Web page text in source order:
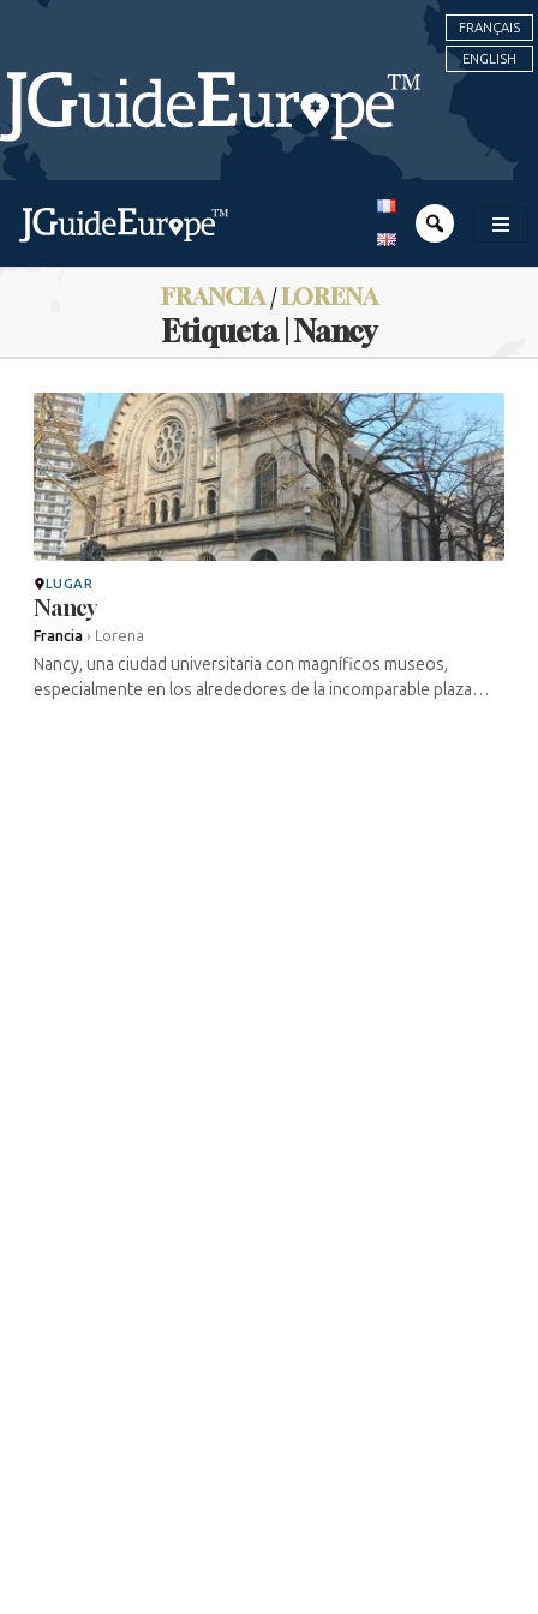
FRANÇAIS
ENGLISH
FRANCIA/LORENA
Etiqueta | Nancy
LUGAR
Nancy
Francia › Lorena
Nancy, una ciudad universitaria con magníficos museos,
especialmente en los alrededores de la incomparable plaza